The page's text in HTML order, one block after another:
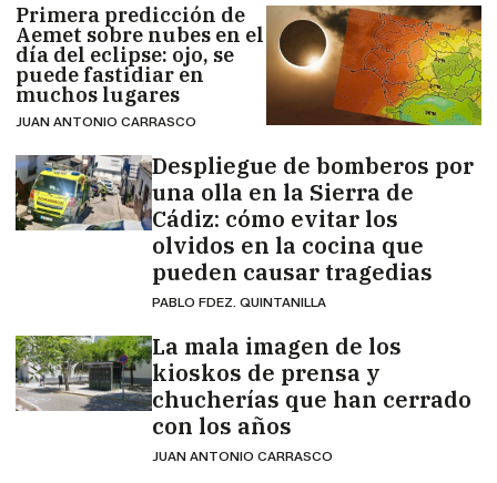
Primera predicción de
Aemet sobre nubes en el
día del eclipse: ojo, se
puede fastidiar en
muchos lugares
JUAN ANTONIO CARRASCO
Despliegue de bomberos por
una olla en la Sierra de
Cádiz: cómo evitar los
olvidos en la cocina que
pueden causar tragedias
PABLO FDEZ. QUINTANILLA
La mala imagen de los
kioskos de prensa y
chucherías que han cerrado
con los años
JUAN ANTONIO CARRASCO